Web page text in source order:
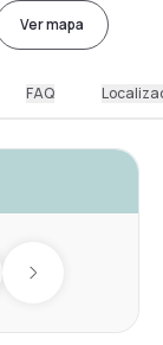
Ver mapa
FAQ
Next day